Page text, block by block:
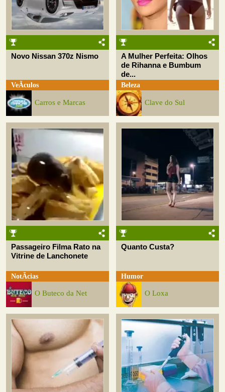
Novo Nissan 370z Nismo
VeÃ­culos
Carros e Marcas
A Mulher Perfeita: Olhos
de Rihanna e Bumbum
de...
Beleza
Clave do Sul
Passageiro Filma Rato na
Vitrine de Lanchonete
NotÃ­cias
O Buteco da Net
Quanto Custa?
Humor
O Loxa